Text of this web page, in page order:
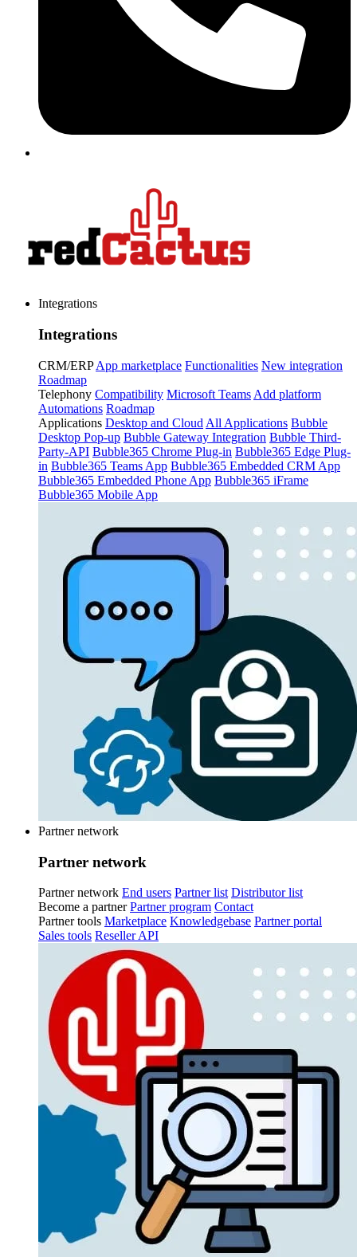
Integrations
Integrations
CRM/ERP App marketplace Functionalities New integration
Roadmap
Telephony Compatibility Microsoft Teams Add platform
Automations Roadmap
Applications Desktop and Cloud All Applications Bubble
Desktop Pop-up Bubble Gateway Integration Bubble Third-
Party-API Bubble365 Chrome Plug-in Bubble365 Edge Plug-
in Bubble365 Teams App Bubble365 Embedded CRM App
Bubble365 Embedded Phone App Bubble365 iFrame
Bubble365 Mobile App
Partner network
Partner network
Partner network End users Partner list Distributor list
Become a partner Partner program Contact
Partner tools Marketplace Knowledgebase Partner portal
Sales tools Reseller API